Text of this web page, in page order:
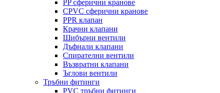
PP сферични кранове
CPVC сферични кранове
PPR клапан
Крачни клапани
Шибърни вентили
Дъфнали клапани
Спирателни вентили
Възвратни клапани
Ъглови вентили
Тръбни фитинги
PVC тръбни фитинги